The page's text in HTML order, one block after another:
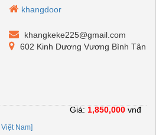
khangdoor
khangkeke225@gmail.com
602 Kinh Dương Vương Bình Tân
Việt Nam]
Giá: 1,850,000 vnđ